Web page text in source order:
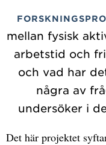
mellan fysisk
arbetstid och
och vad har
några av
undersöker i
Det här projektet